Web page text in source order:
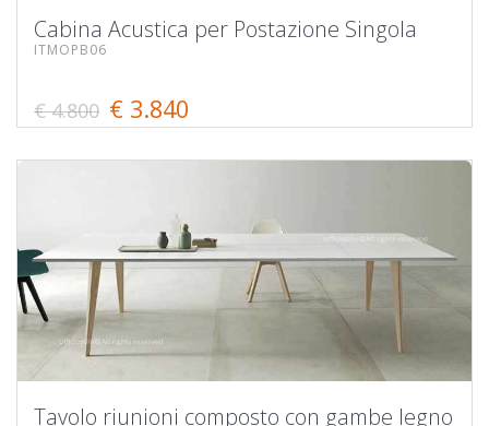
Cabina Acustica per Postazione Singola
ITMOPB06
€ 4.800 € 3.840
Tavolo riunioni composto con gambe legno